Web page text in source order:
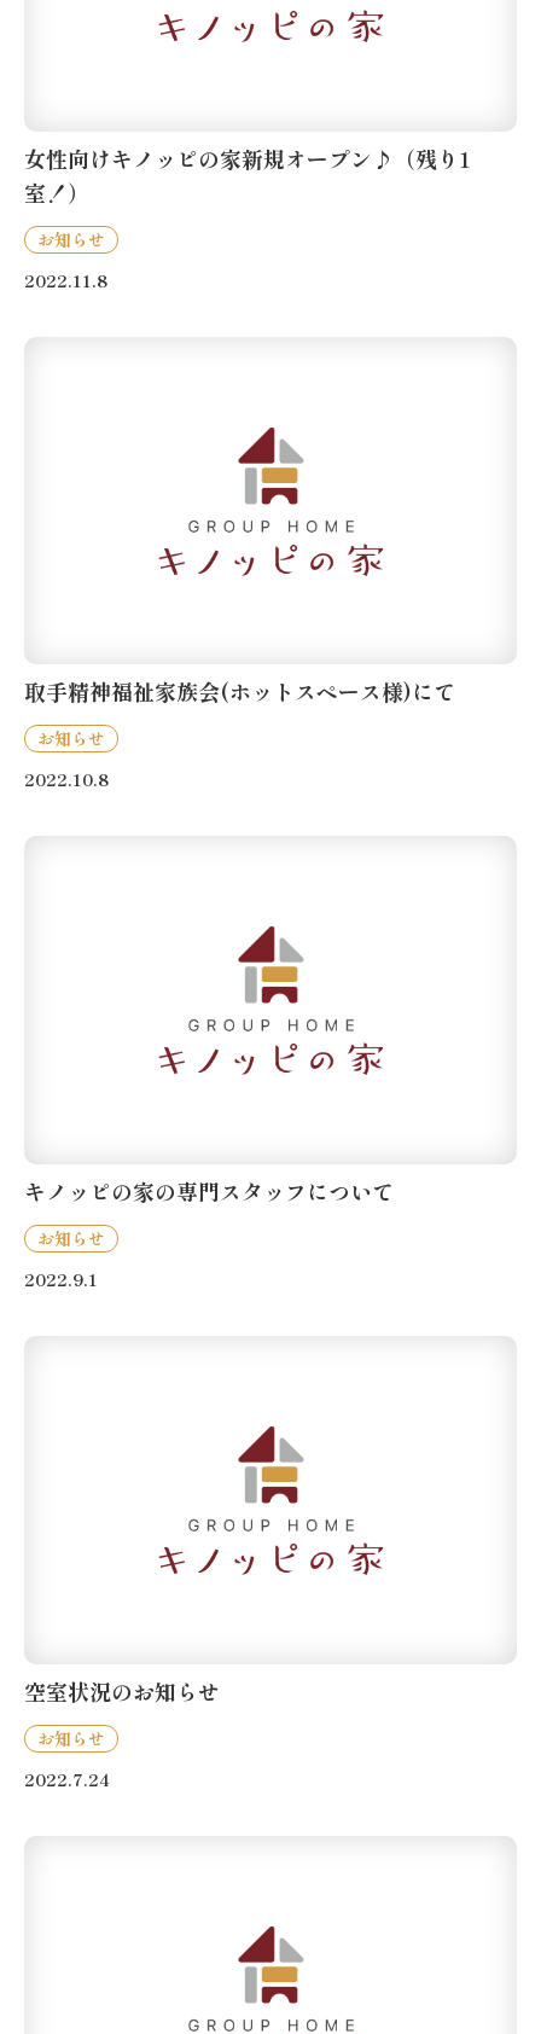
女性向けキノッピの家新規オープン♪（残り1
室！）
お知らせ
2022.11.8
取手精神福祉家族会(ホットスペース様)にて
お知らせ
2022.10.8
キノッピの家の専門スタッフについて
お知らせ
2022.9.1
空室状況のお知らせ
お知らせ
2022.7.24